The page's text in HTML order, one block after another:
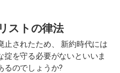
ストの律法
止されたため、 新約時代には
を守る必要がないといいま
るのでしょうか?